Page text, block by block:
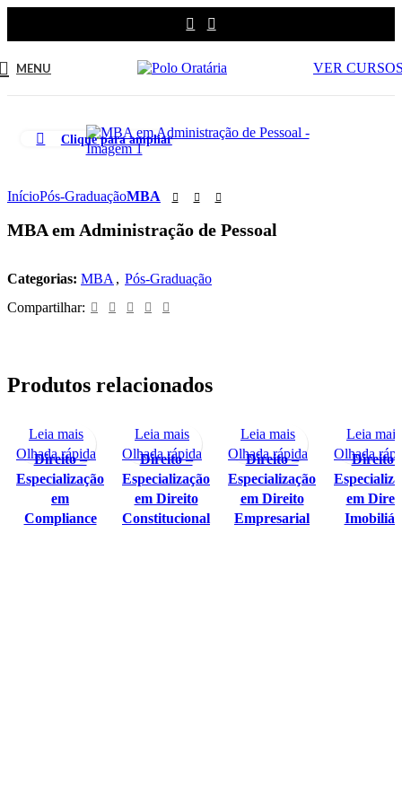
MENU VER
Clique para ampliar
InícioPós-GraduaçãoMBA
MBA em Administração de Pessoal
Categorias: MBA , Pós-Graduação
Compartilhar:
Produtos relacionados
Direito –
Especialização
em
Compliance
Leia mais
Olhada rápida
Direito –
Especialização
em Direito
Constitucional
Leia mais
Olhada rápida
Direito –
Especialização
em Direito
Empresarial
Leia mais
Olhada rápida
Direito
em
Leia mais
Olhada